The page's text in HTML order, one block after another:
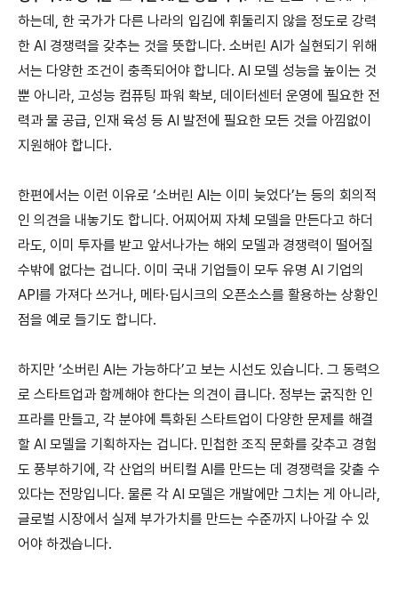
하는데, 한 국가가 다른 나라의 입김에 휘둘리지 않을 정도로 강력
한 AI 경쟁력을 갖추는 것을 뜻합니다. 소버린 AI가 실현되기 위해
서는 다양한 조건이 충족되어야 합니다. AI 모델 성능을 높이는 것
뿐 아니라, 고성능 컴퓨팅 파워 확보, 데이터센터 운영에 필요한 전
력과 물 공급, 인재 육성 등 AI 발전에 필요한 모든 것을 아낌없이
지원해야 합니다.
한편에서는 이런 이유로 ‘소버린 AI는 이미 늦었다’는 등의 회의적
인 의견을 내놓기도 합니다. 어찌어찌 자체 모델을 만든다고 하더
라도, 이미 투자를 받고 앞서나가는 해외 모델과 경쟁력이 떨어질
수밖에 없다는 겁니다. 이미 국내 기업들이 모두 유명 AI 기업의
API를 가져다 쓰거나, 메타·딥시크의 오픈소스를 활용하는 상황인
점을 예로 들기도 합니다.
하지만 ‘소버린 AI는 가능하다’고 보는 시선도 있습니다. 그 동력으
로 스타트업과 함께해야 한다는 의견이 큽니다. 정부는 굵직한 인
프라를 만들고, 각 분야에 특화된 스타트업이 다양한 문제를 해결
할 AI 모델을 기획하자는 겁니다. 민첩한 조직 문화를 갖추고 경험
도 풍부하기에, 각 산업의 버티컬 AI를 만드는 데 경쟁력을 갖출 수
있다는 전망입니다. 물론 각 AI 모델은 개발에만 그치는 게 아니라,
글로벌 시장에서 실제 부가가치를 만드는 수준까지 나아갈 수 있
어야 하겠습니다.